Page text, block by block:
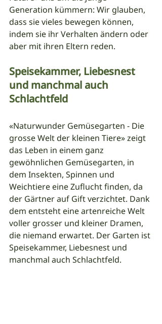
Generation kümmern: Wir glauben,
dass sie vieles bewegen können,
indem sie ihr Verhalten ändern oder
aber mit ihren Eltern reden.
Speisekammer, Liebesnest
und manchmal auch
Schlachtfeld
«Naturwunder Gemüsegarten - Die
grosse Welt der kleinen Tiere» zeigt
das Leben in einem ganz
gewöhnlichen Gemüsegarten, in
dem Insekten, Spinnen und
Weichtiere eine Zuflucht finden, da
der Gärtner auf Gift verzichtet. Dank
dem entsteht eine artenreiche Welt
voller grosser und kleiner Dramen,
die niemand erwartet. Der Garten ist
Speisekammer, Liebesnest und
manchmal auch Schlachtfeld.